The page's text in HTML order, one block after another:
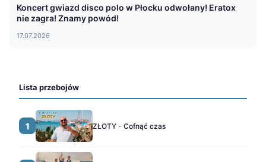
Koncert gwiazd disco polo w Płocku odwołany! Eratox
nie zagra! Znamy powód!
17.07.2026
Lista przebojów
1 ZŁOTY - Cofnąć czas